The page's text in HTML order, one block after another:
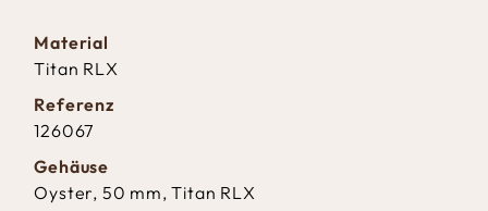
Material
Titan RLX
Referenz
126067
Gehäuse
Oyster, 50 mm, Titan RLX